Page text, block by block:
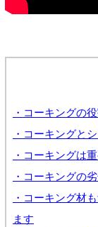
・コーキングの役
・コーキングと
・コーキングは
・コーキングの
・コーキング材
ます